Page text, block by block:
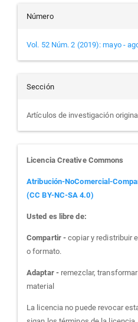
Número
Vol. 52 Núm. 2 (2019): mayo -
Sección
Artículos de investigación original
Licencia Creative Commons
Atribución-NoComercial-
(CC BY-NC-SA 4.0)
Usted es libre de:
Compartir -copiar y redistribuir
o formato.
Adaptar -remezclar,
material
La licencia no puede revocar